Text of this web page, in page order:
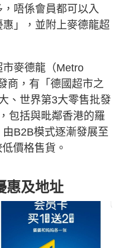
唔係會員都可以入
」，並附上麥德龍超
麥德龍（Metro
商，有「德國超市之
、世界第3大零售批發
包括與毗鄰香港的羅
B2B模式逐漸發展至
價格售貨。
惠及地址